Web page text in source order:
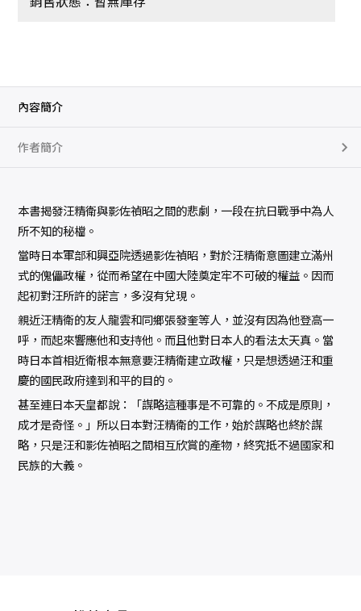
內容簡介
作者簡介
本書揭發汪精衛與影佐禎昭之間的悲劇，一段在抗日戰爭中為人
所不知的秘檔。
當時日本軍部和興亞院透過影佐禎昭，對於汪精衛意圖建立滿州
式的傀儡政權，從而希望在中國大陸奠定牢不可破的權益。因而
起初對汪所許的諾言，多沒有兌現。
親近汪精衛的友人龍雲和同鄉張發奎等人，並沒有因為他登高一
呼，而起來響應他和支持他。而且他對日本人的看法太天真。當
時日本首相近衛根本無意要汪精衛建立政權，只是想透過汪和重
慶的國民政府達到和平的目的。
甚至連日本天皇都說：「謀略這種事是不可靠的。不成是原則，
成才是奇怪。」所以日本對汪精衛的工作，始於謀略也終於謀
略，只是汪和影佐禎昭之間相互欣賞的產物，終究抵不過國家和
民族的大義。